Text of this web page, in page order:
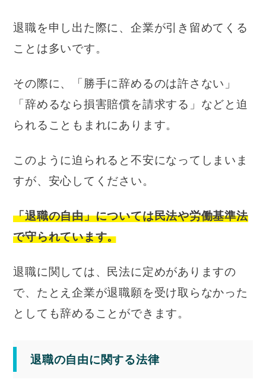
退職を申し出た際に、企業が引き留めてくる
ことは多いです。
その際に、「勝手に辞めるのは許さない」
「辞めるなら損害賠償を請求する」などと迫
られることもまれにあります。
このように迫られると不安になってしまいま
すが、安心してください。
「退職の自由」については民法や労働基準法
で守られています。
退職に関しては、民法に定めがありますの
で、たとえ企業が退職願を受け取らなかった
としても辞めることができます。
退職の自由に関する法律